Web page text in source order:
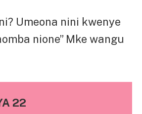
Umeona nini kwenye
nione” Mke wangu
22